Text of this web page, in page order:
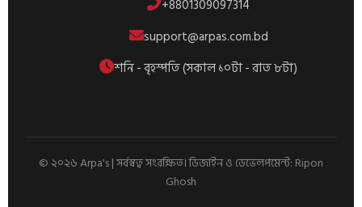
+8801309097314
support@arpas.com.bd
শনি - বৃহস্পতি (সকাল ১০টা - রাত ৮টা)
© ২০২৬ Arpa's | সর্বস্বত্ব সংরক্ষিত। ডিজাইন ও ডেভেলপমেন্ট: Ripon
Ghosh